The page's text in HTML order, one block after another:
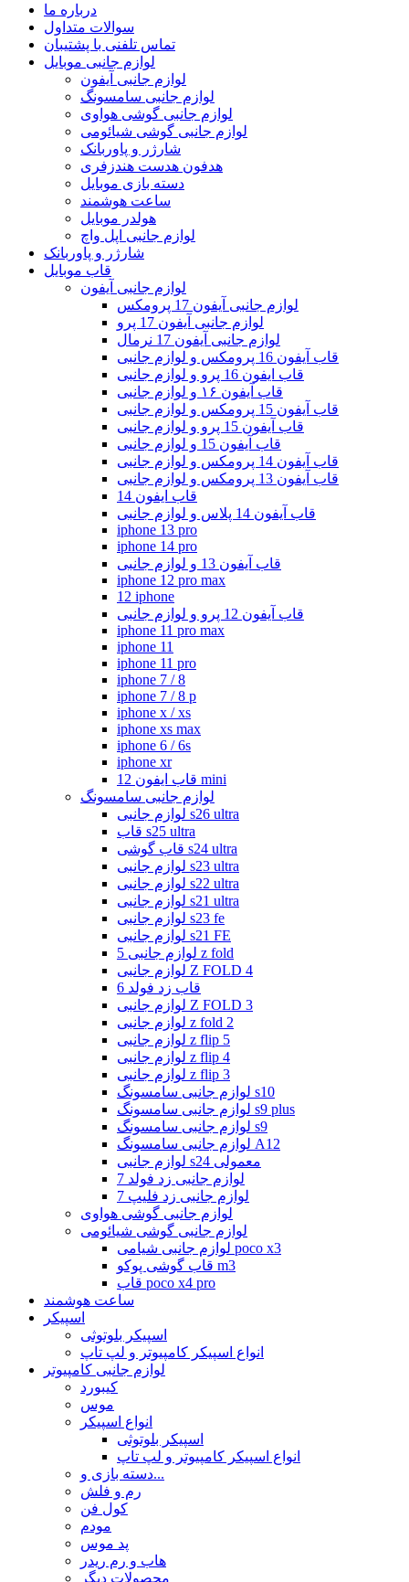
درباره ما
سوالات متداول
تماس تلفنی با پشتیبان
لوازم جانبی موبایل
لوازم جانبی آیفون
لوازم جانبی سامسونگ
لوازم جانبی گوشی هواوی
لوازم جانبی گوشی شیائومی
شارژر و پاوربانک
هدفون هدست هندزفری
دسته بازی موبایل
ساعت هوشمند
هولدر موبایل
لوازم جانبی اپل واچ
شارژر و پاوربانک
قاب موبایل
لوازم جانبی آیفون
لوازم جانبی آیفون 17 پرومکس
لوازم جانبی آیفون 17 پرو
لوازم جانبی آیفون 17 نرمال
قاب آیفون 16 پرومکس و لوازم جانبی
قاب ایفون 16 پرو و لوازم جانبی
قاب آیفون ۱۶ و لوازم جانبی
قاب آیفون 15 پرومکس و لوازم جانبی
قاب آیفون 15 پرو و لوازم جانبی
قاب آیفون 15 و لوازم جانبی
قاب آیفون 14 پرومکس و لوازم جانبی
قاب آیفون 13 پرومکس و لوازم جانبی
قاب ایفون 14
قاب آیفون 14 پلاس و لوازم جانبی
iphone 13 pro
iphone 14 pro
قاب آیفون 13 و لوازم جانبی
iphone 12 pro max
12 iphone
قاب آیفون 12 پرو و لوازم جانبی
iphone 11 pro max
iphone 11
iphone 11 pro
iphone 7 / 8
iphone 7 / 8 p
iphone x / xs
iphone xs max
iphone 6 / 6s
iphone xr
قاب ایفون 12 mini
لوازم جانبی سامسونگ
لوازم جانبی s26 ultra
قاب s25 ultra
قاب گوشی s24 ultra
لوازم جانبی s23 ultra
لوازم جانبی s22 ultra
لوازم جانبی s21 ultra
لوازم جانبی s23 fe
لوازم جانبی s21 FE
لوازم جانبی 5 z fold
لوازم جانبی Z FOLD 4
قاب زد فولد 6
لوازم جانبی Z FOLD 3
لوازم جانبی z fold 2
لوازم جانبی z flip 5
لوازم جانبی z flip 4
لوازم جانبی z flip 3
لوازم جانبی سامسونگ s10
لوازم جانبی سامسونگ s9 plus
لوازم جانبی سامسونگ s9
لوازم جانبی سامسونگ A12
لوازم جانبی s24 معمولی
لوازم جانبی زد فولد 7
لوازم جانبی زد فلیپ 7
لوازم جانبی گوشی هواوی
لوازم جانبی گوشی شیائومی
لوازم جانبی شیامی poco x3
قاب گوشی پوکو m3
قاب poco x4 pro
ساعت هوشمند
اسپیکر
اسپیکر بلوتوثی
انواع اسپیکر کامپیوتر و لپ تاپ
لوازم جانبی کامپیوتر
کیبورد
موس
انواع اسپیکر
اسپیکر بلوتوثی
انواع اسپیکر کامپیوتر و لپ تاپ
دسته بازی و...
رم و فلش
کول فن
مودم
پد موس
هاب و رم ریدر
محصولات دیگر